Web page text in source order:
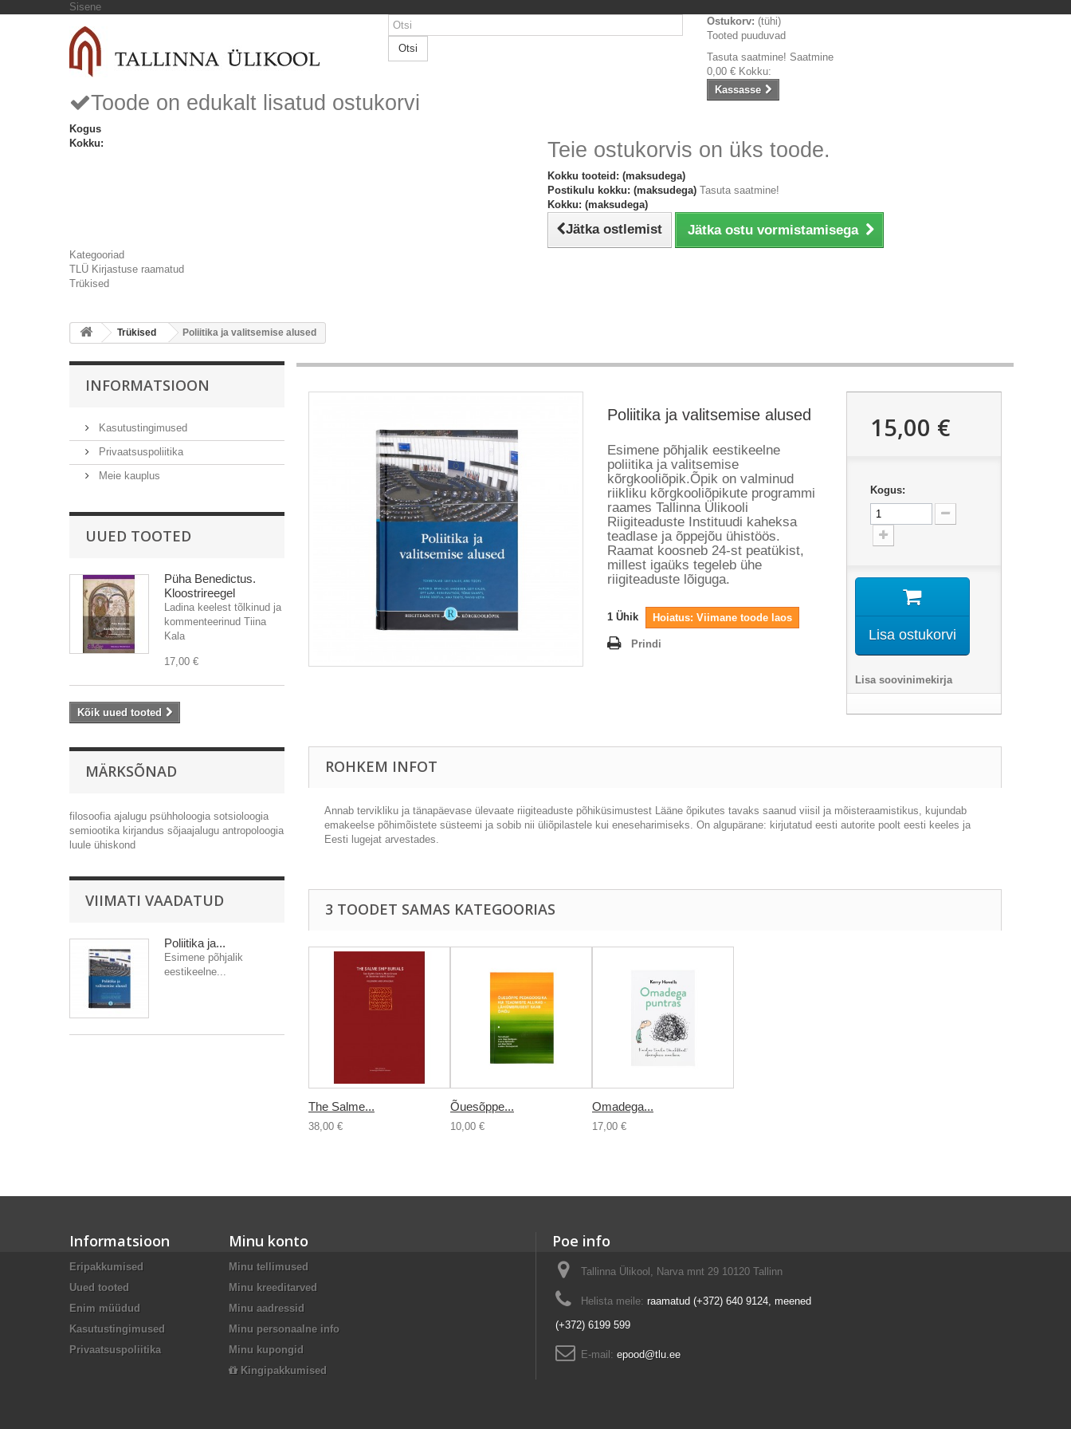
Sisene
Otsi
Ostukorv: (tühi)
Tooted puuduvad
Tasuta saatmine! Saatmine
0,00 € Kokku:
Kassasse
Toode on edukalt lisatud ostukorvi
Kogus
Kokku:
Teie ostukorvis on üks toode.
Kokku tooteid: (maksudega)
Postikulu kokku: (maksudega) Tasuta saatmine!
Kokku: (maksudega)
Jätka ostlemist Jätka ostu vormistamisega
Kategooriad
TLÜ Kirjastuse raamatud
Trükised
Trükised Poliitika ja valitsemise alused
INFORMATSIOON
Kasutustingimused
Privaatsuspoliitika
Meie kauplus
UUED TOOTED
Püha Benedictus.
Kloostrireegel
Ladina keelest tõlkinud ja
kommenteerinud Tiina
Kala
17,00 €
Kõik uued tooted
MÄRKSÕNAD
filosoofia ajalugu psühholoogia sotsioloogia
semiootika kirjandus sõjaajalugu antropoloogia
luule ühiskond
VIIMATI VAADATUD
Poliitika ja...
Esimene põhjalik
eestikeelne...
Poliitika ja valitsemise alused
Esimene põhjalik eestikeelne
poliitika ja valitsemise
kõrgkooliõpik.Õpik on valminud
riikliku kõrgkooliõpikute programmi
raames Tallinna Ülikooli
Riigiteaduste Instituudi kaheksa
teadlase ja õppejõu ühistöös.
Raamat koosneb 24-st peatükist,
millest igaüks tegeleb ühe
riigiteaduste lõiguga.
1 Ühik Hoiatus: Viimane toode laos
Prindi
15,00 €
Kogus:
Lisa ostukorvi
Lisa soovinimekirja
ROHKEM INFOT
Annab tervikliku ja tänapäevase ülevaate riigiteaduste põhiküsimustest Lääne õpikutes tavaks saanud viisil ja mõisteraamistikus, kujundab
emakeelse põhimõistete süsteemi ja sobib nii üliõpilastele kui eneseharimiseks. On algupärane: kirjutatud eesti autorite poolt eesti keeles ja
Eesti lugejat arvestades.
3 TOODET SAMAS KATEGOORIAS
The Salme...
38,00 €
Õuesõppe...
10,00 €
Omadega...
17,00 €
Informatsioon
Eripakkumised
Uued tooted
Enim müüdud
Kasutustingimused
Privaatsuspoliitika
Minu konto
Minu tellimused
Minu kreeditarved
Minu aadressid
Minu personaalne info
Minu kupongid
Kingipakkumised
Poe info
Tallinna Ülikool, Narva mnt 29 10120 Tallinn
Helista meile: raamatud (+372) 640 9124, meened
(+372) 6199 599
E-mail: epood@tlu.ee